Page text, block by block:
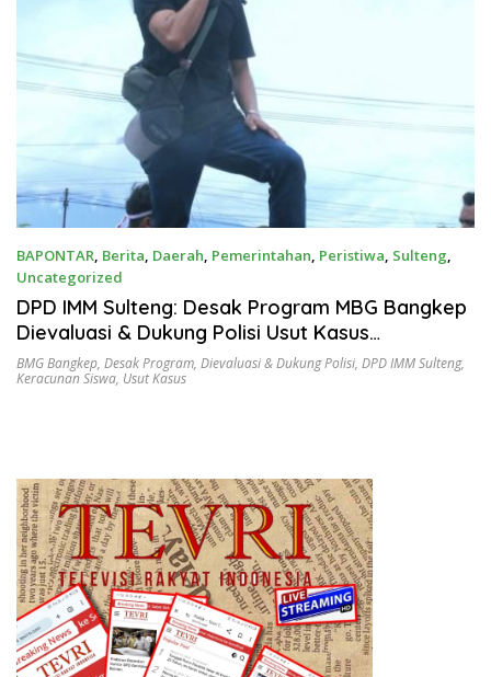
BAPONTAR, Berita, Daerah, Pemerintahan, Peristiwa, Sulteng,
Uncategorized
Oktober 3, 2025
DPD IMM Sulteng: Desak Program MBG Bangkep
Dievaluasi & Dukung Polisi Usut Kasus
Keracunan Siswa
BMG Bangkep, Desak Program, Dievaluasi & Dukung Polisi, DPD IMM Sulteng,
Keracunan Siswa, Usut Kasus